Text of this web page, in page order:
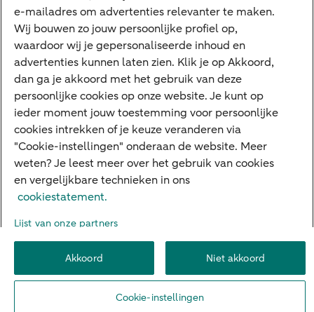
Interessant
Sectoren & trends
Ondernemersverhalen
Valutacentrum
Alles over PSD2
Business Community
Over ABN AMRO
Toegankelijkheid
PrivacyDisclaimerCookie-instellingen
© 2026 ABN AMRO
e-mailadres om advertenties relevanter te maken.
Wij bouwen zo jouw persoonlijke profiel op,
waardoor wij je gepersonaliseerde inhoud en
advertenties kunnen laten zien. Klik je op Akkoord,
dan ga je akkoord met het gebruik van deze
persoonlijke cookies op onze website. Je kunt op
ieder moment jouw toestemming voor persoonlijke
cookies intrekken of je keuze veranderen via
"Cookie-instellingen" onderaan de website. Meer
weten? Je leest meer over het gebruik van cookies
en vergelijkbare technieken in ons
cookiestatement.
Lijst van onze partners
Akkoord Niet akkoord
Cookie-instellingen